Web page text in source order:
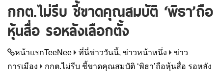
กกต.ไม่รีบ ชี้ขาดคุณสมบัติ ‘พิธา’ถือ
หุ้นสื่อ รอหลังเลือกตั้ง
หน้าแรกTeeNee ที่นี่ข่าววันนี้, ข่าวหน้าหนึ่ง
ข่าว
การเมือง
กกต.ไม่รีบ ชี้ขาดคุณสมบัติ ‘พิธา’ถือหุ้นสื่อ รอหลัง